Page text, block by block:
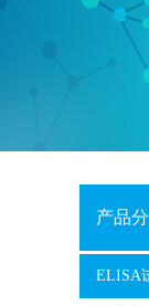
产品
ELISA